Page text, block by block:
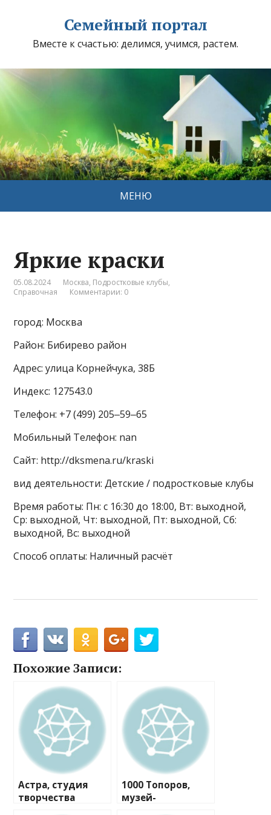
Семейный портал
Вместе к счастью: делимся, учимся, растем.
МЕНЮ
Яркие краски
05.08.2024 Москва, Подростковые клубы,
Справочная
Комментарии: 0
город: Москва
Район: Бибирево район
Адрес: улица Корнейчука, 38Б
Индекс: 127543.0
Телефон: +7 (499) 205‒59‒65
Мобильный Телефон: nan
Сайт: http://dksmena.ru/kraski
вид деятельности: Детские / подростковые клубы
Время работы: Пн: с 16:30 до 18:00, Вт: выходной,
Ср: выходной, Чт: выходной, Пт: выходной, Сб:
выходной, Вс: выходной
Способ оплаты: Наличный расчёт
Похожие Записи:
Астра, студия
творчества
1000 Топоров,
музей-